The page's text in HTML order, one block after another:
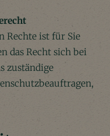
Rechte ist für Sie
das Recht sich bei
zuständige